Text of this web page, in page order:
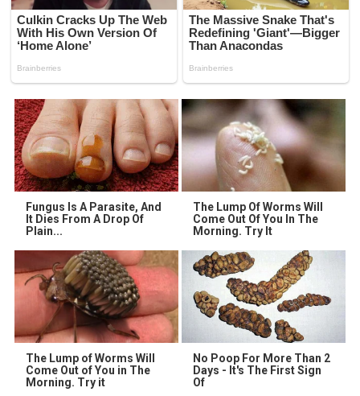
Fungus Is A Parasite, And
It Dies From A Drop Of
Plain...
The Lump Of Worms Will
Come Out Of You In The
Morning. Try It
The Lump of Worms Will
Come Out of You in The
Morning. Try it
No Poop For More Than 2
Days - It's The First Sign
Of